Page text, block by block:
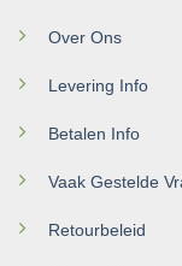
Over Ons
Levering Info
Betalen Info
Vaak Gestelde
Retourbeleid